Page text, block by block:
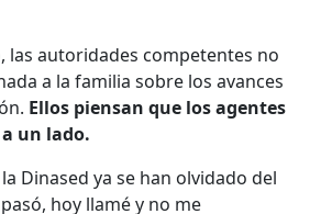
las autoridades competentes no
a la familia sobre los avances
Ellos piensan que los agentes
un lado.
Dinased ya se han olvidado del
hoy llamé y no me